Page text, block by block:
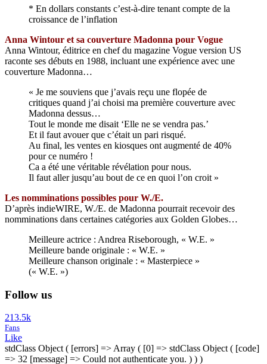
* En dollars constants c’est-à-dire tenant compte de la
croissance de l’inflation
Anna Wintour et sa couverture Madonna pour Vogue
Anna Wintour, éditrice en chef du magazine Vogue version US
raconte ses débuts en 1988, incluant une expérience avec une
couverture Madonna…
« Je me souviens que j’avais reçu une flopée de
critiques quand j’ai choisi ma première couverture avec
Madonna dessus…
Tout le monde me disait ‘Elle ne se vendra pas.’
Et il faut avouer que c’était un pari risqué.
Au final, les ventes en kiosques ont augmenté de 40%
pour ce numéro !
Ca a été une véritable révélation pour nous.
Il faut aller jusqu’au bout de ce en quoi l’on croit »
Les nomminations possibles pour W./E.
D’après indieWIRE, W./E. de Madonna pourrait recevoir des
nomminations dans certaines catégories aux Golden Globes…
Meilleure actrice : Andrea Riseborough, « W.E. »
Meilleure bande originale : « W.E. »
Meilleure chanson originale : « Masterpiece »
(« W.E. »)
Follow us
213.5k
Fans
Like
stdClass Object ( [errors] => Array ( [0] => stdClass Object ( [code]
=> 32 [message] => Could not authenticate you. ) ) )